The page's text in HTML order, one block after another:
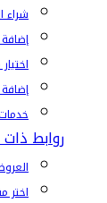
شراء
روابط
اختر